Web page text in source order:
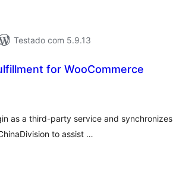
Testado com 5.9.13
for WooCommerce
as a third-party service and synchronizes
to assist …